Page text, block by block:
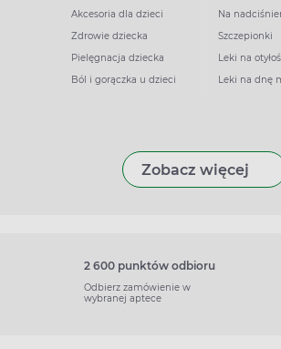
Akcesoria dla dzieci
Zdrowie dziecka
Pielęgnacja dziecka
Ból i gorączka u dzieci
Na
Szczepionki
Leki na
Leki na dnę
Zobacz więcej
2 600 punktów odbioru
Odbierz zamówienie w
wybranej aptece